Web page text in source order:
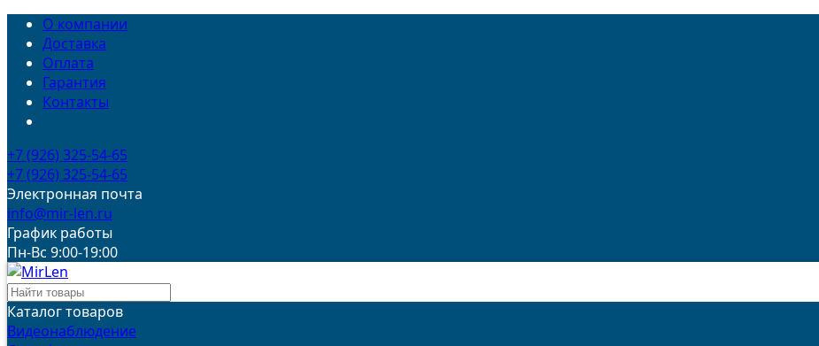
О компании
Доставка
Оплата
Гарантия
Контакты
+7 (926) 325-54-65
+7 (926) 325-54-65
Электронная почта
info@mir-len.ru
График работы
Пн-Вс 9:00-19:00
Каталог товаров
Видеонаблюдение